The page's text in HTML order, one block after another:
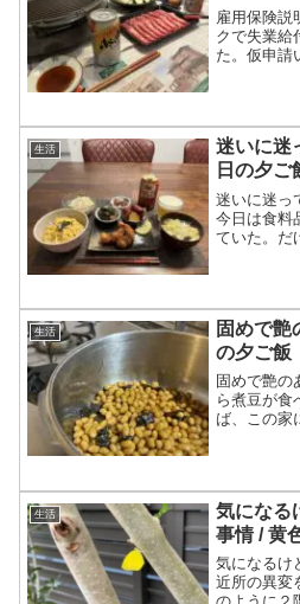
雇用保険説
クで失業給
た。仮申請
生活
迷いに迷
日の夕ご
迷いに迷っ
今日は食料
ていた。だ
生活
固めで艶
の夕ご飯
固めで艶の
ら煮豆が食
ば、この家
生活
気になる
事情 / 黄
気になるけ
近所の異変